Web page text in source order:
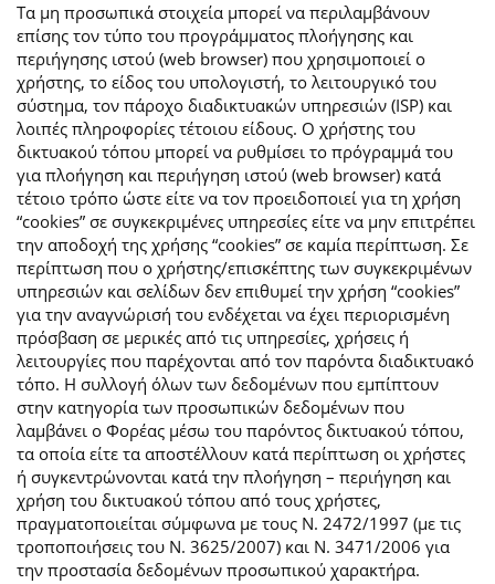
Τα μη προσωπικά στοιχεία μπορεί να περιλαμβάνουν
επίσης τον τύπο του προγράμματος πλοήγησης και
περιήγησης ιστού (web browser) που χρησιμοποιεί ο
χρήστης, το είδος του υπολογιστή, το λειτουργικό του
σύστημα, τον πάροχο διαδικτυακών υπηρεσιών (ISP) και
λοιπές πληροφορίες τέτοιου είδους. Ο χρήστης του
δικτυακού τόπου μπορεί να ρυθμίσει το πρόγραμμά του
για πλοήγηση και περιήγηση ιστού (web browser) κατά
τέτοιο τρόπο ώστε είτε να τον προειδοποιεί για τη χρήση
“cookies” σε συγκεκριμένες υπηρεσίες είτε να μην επιτρέπει
την αποδοχή της χρήσης “cookies” σε καμία περίπτωση. Σε
περίπτωση που ο χρήστης/επισκέπτης των συγκεκριμένων
υπηρεσιών και σελίδων δεν επιθυμεί την χρήση “cookies”
για την αναγνώρισή του ενδέχεται να έχει περιορισμένη
πρόσβαση σε μερικές από τις υπηρεσίες, χρήσεις ή
λειτουργίες που παρέχονται από τον παρόντα διαδικτυακό
τόπο. Η συλλογή όλων των δεδομένων που εμπίπτουν
στην κατηγορία των προσωπικών δεδομένων που
λαμβάνει ο Φορέας μέσω του παρόντος δικτυακού τόπου,
τα οποία είτε τα αποστέλλουν κατά περίπτωση οι χρήστες
ή συγκεντρώνονται κατά την πλοήγηση – περιήγηση και
χρήση του δικτυακού τόπου από τους χρήστες,
πραγματοποιείται σύμφωνα με τους Ν. 2472/1997 (με τις
τροποποιήσεις του Ν. 3625/2007) και Ν. 3471/2006 για
την προστασία δεδομένων προσωπικού χαρακτήρα.